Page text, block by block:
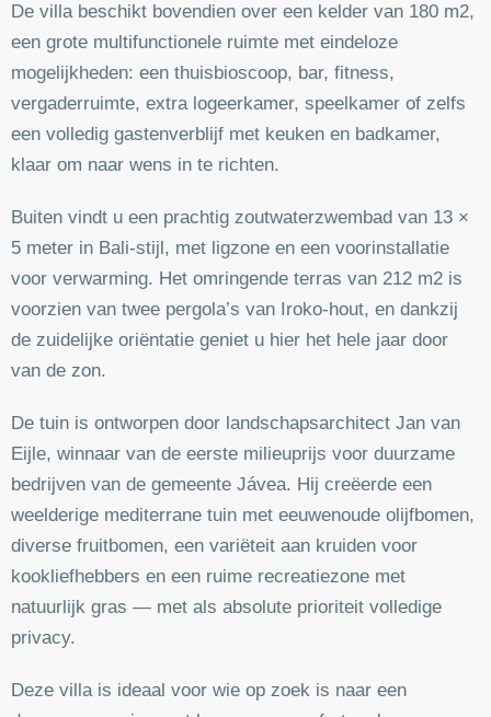
De villa beschikt bovendien over een kelder van 180 m2,
een grote multifunctionele ruimte met eindeloze
mogelijkheden: een thuisbioscoop, bar, fitness,
vergaderruimte, extra logeerkamer, speelkamer of zelfs
een volledig gastenverblijf met keuken en badkamer,
klaar om naar wens in te richten.
Buiten vindt u een prachtig zoutwaterzwembad van 13 ×
5 meter in Bali-stijl, met ligzone en een voorinstallatie
voor verwarming. Het omringende terras van 212 m2 is
voorzien van twee pergola’s van Iroko-hout, en dankzij
de zuidelijke oriëntatie geniet u hier het hele jaar door
van de zon.
De tuin is ontworpen door landschapsarchitect Jan van
Eijle, winnaar van de eerste milieuprijs voor duurzame
bedrijven van de gemeente Jávea. Hij creëerde een
weelderige mediterrane tuin met eeuwenoude olijfbomen,
diverse fruitbomen, een variëteit aan kruiden voor
kookliefhebbers en een ruime recreatiezone met
natuurlijk gras — met als absolute prioriteit volledige
privacy.
Deze villa is ideaal voor wie op zoek is naar een